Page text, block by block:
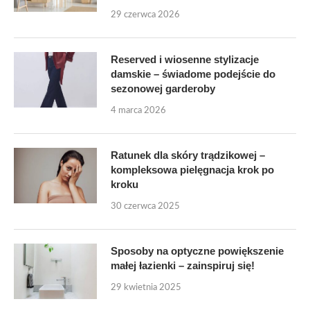
29 czerwca 2026
Reserved i wiosenne stylizacje
damskie – świadome podejście do
sezonowej garderoby
4 marca 2026
Ratunek dla skóry trądzikowej –
kompleksowa pielęgnacja krok po
kroku
30 czerwca 2025
Sposoby na optyczne powiększenie
małej łazienki – zainspiruj się!
29 kwietnia 2025